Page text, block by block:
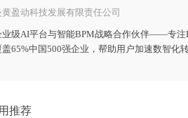
盈动科技发展有限责任公司
业级AI平台与智能BPM战略合作伙伴——专注
盖65%中国500强企业，帮助用户加速数智化
推荐